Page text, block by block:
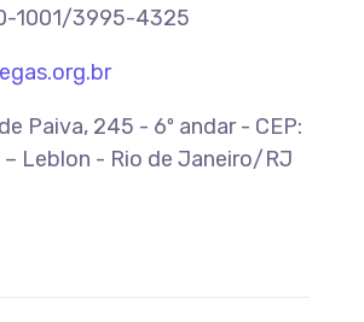
1001/3995-4325
Paiva, 245 - 6º andar - CEP:
Leblon - Rio de Janeiro/RJ